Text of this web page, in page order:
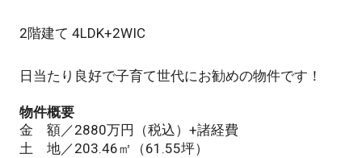
2階建て 4LDK+2WIC
日当たり良好で子育て世代にお勧めの物件です！
物件概要
金 額／2880万円（税込）+諸経費
土 地／203.46㎡（61.55坪）